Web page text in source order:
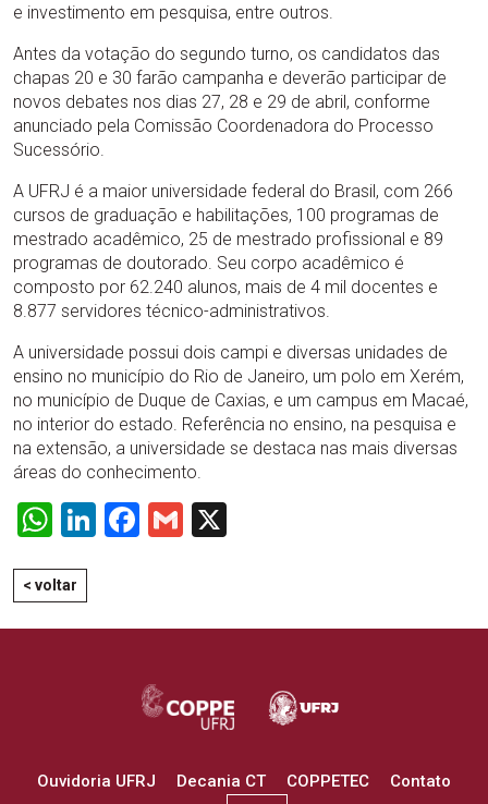
e investimento em pesquisa, entre outros.
Antes da votação do segundo turno, os candidatos das
chapas 20 e 30 farão campanha e deverão participar de
novos debates nos dias 27, 28 e 29 de abril, conforme
anunciado pela Comissão Coordenadora do Processo
Sucessório.
A UFRJ é a maior universidade federal do Brasil, com 266
cursos de graduação e habilitações, 100 programas de
mestrado acadêmico, 25 de mestrado profissional e 89
programas de doutorado. Seu corpo acadêmico é
composto por 62.240 alunos, mais de 4 mil docentes e
8.877 servidores técnico-administrativos.
A universidade possui dois campi e diversas unidades de
ensino no município do Rio de Janeiro, um polo em Xerém,
no município de Duque de Caxias, e um campus em Macaé,
no interior do estado. Referência no ensino, na pesquisa e
na extensão, a universidade se destaca nas mais diversas
áreas do conhecimento.
WhatsApp
LinkedIn
Facebook
Gmail
< voltar
Ouvidoria UFRJ Decania CT COPPETEC Contato